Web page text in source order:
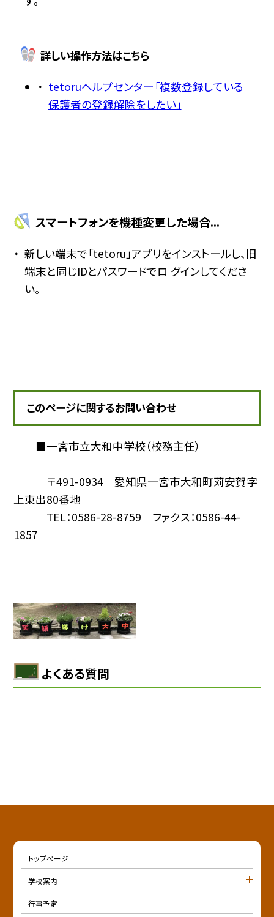
詳しい操作方法はこちら
tetoruヘルプセンター「複数登録している
保護者の登録解除をしたい」
スマートフォンを機種変更した場合...
新しい端末で「tetoru」アプリをインストールし、旧
端末と同じIDとパスワードでロ グインしてくださ
い。
このページに関するお問い合わせ
■一宮市立大和中学校（校務主任）
〒491-0934 愛知県一宮市大和町苅安賀字
上東出80番地
TEL：0586-28-8759 ファクス：0586-44-
1857
よくある質問
トップページ
学校案内
行事予定